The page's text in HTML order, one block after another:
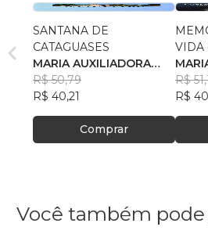
SANTANA DE
CATAGUASES
MARIA AUXILIADORA
BORBA BARRETTO
R$ 50,79
R$ 40,21
Comprar
VIDA
R$
R$
Você também